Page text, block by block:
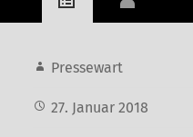
Pressewart
27. Januar 2018